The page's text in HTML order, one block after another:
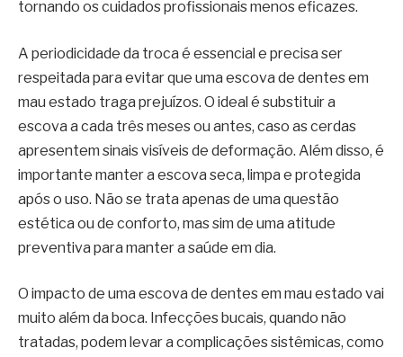
tornando os cuidados profissionais menos eficazes.
A periodicidade da troca é essencial e precisa ser
respeitada para evitar que uma escova de dentes em
mau estado traga prejuízos. O ideal é substituir a
escova a cada três meses ou antes, caso as cerdas
apresentem sinais visíveis de deformação. Além disso, é
importante manter a escova seca, limpa e protegida
após o uso. Não se trata apenas de uma questão
estética ou de conforto, mas sim de uma atitude
preventiva para manter a saúde em dia.
O impacto de uma escova de dentes em mau estado vai
muito além da boca. Infecções bucais, quando não
tratadas, podem levar a complicações sistêmicas, como